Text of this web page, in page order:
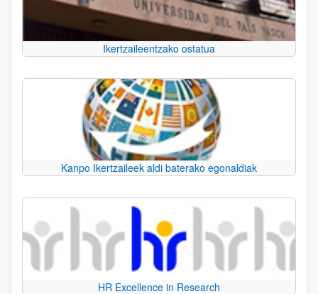
Ikertzaileentzako ostatua
Kanpo Ikertzaileek aldi baterako egonaldiak
HR Excellence in Research